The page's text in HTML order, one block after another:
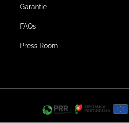
Garantie
FAQs
Press Room